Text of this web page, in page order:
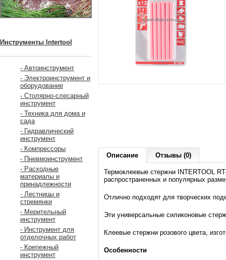
Инструменты Intertool
- Автоинструмент
- Электроинструмент и
оборудование
- Столярно-слесарный
инструмент
- Техника для дома и
сада
- Гидравлический
инструмент
- Компрессоры
- Пневмоинструмент
- Расходные
материалы и
принадлежности
- Лестницы и
стремянки
- Мерительный
инструмент
- Инструмент для
отделочных работ
- Крепежный
инструмент
Описание Отзывы (0)
Термоклеевые стержни INTERTOOL
распространенных и популярных
Отлично подходят для творческих
Эти универсальные силиконовые
Клеевые стержни розового цвета,
Особенности